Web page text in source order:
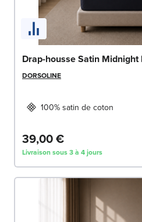
Drap-housse Satin
DORSOLINE
100% satin de coton
39,00 €
Livraison sous 3 à 4 jours